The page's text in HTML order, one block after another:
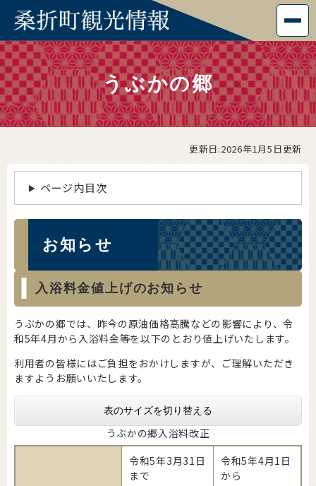
ジ
の
先
頭
で
す
メニューを飛ばして本文へ
本
文
うぶかの郷
更新日:2026年1月5日更新
ページ内目次
お知らせ
入浴料金値上げのお知らせ
うぶかの郷では、昨今の原油価格高騰などの影響により、令
和5年4月から入浴料金等を以下のとおり値上げいたします。
利用者の皆様にはご負担をおかけしますが、ご理解いただき
ますようお願いいたします。
表のサイズを切り替える
うぶかの郷入浴料改正
令和5年3月31日
まで
令和5年4月1日
から